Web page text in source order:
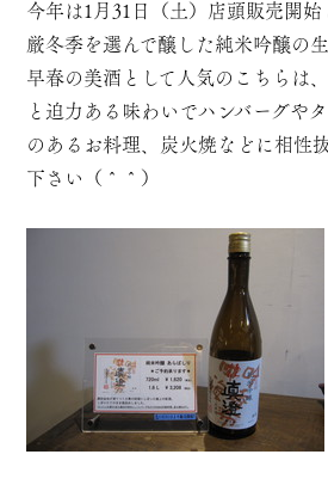
今年は1月31日（土）店頭販売開始
厳冬季を選んで醸した純米吟醸の生
早春の美酒として人気のこちらは
と迫力ある味わいでハンバーグや
のあるお料理、炭火焼などに相性
下さい（＾＾）